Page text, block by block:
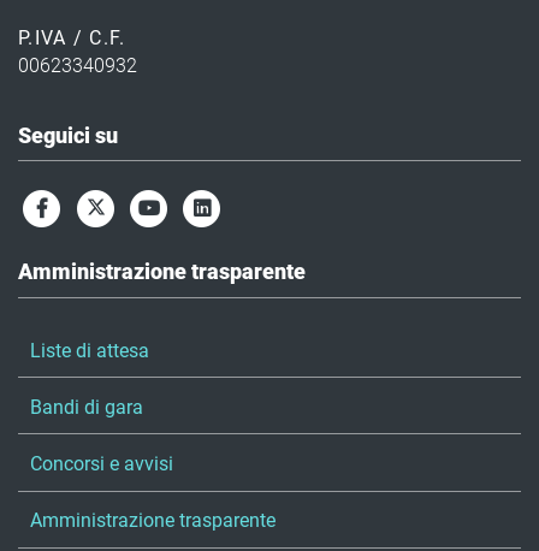
P.IVA / C.F.
00623340932
Seguici su
Amministrazione trasparente
Liste di attesa
Bandi di gara
Concorsi e avvisi
Amministrazione trasparente